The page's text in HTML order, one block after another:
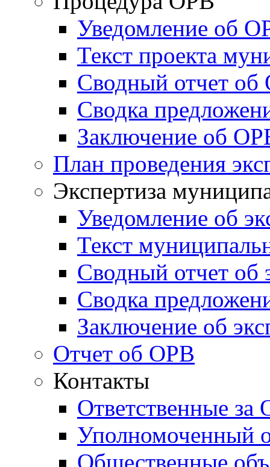
Уведомление об
Текст проекта
Сводный отчет
Сводка
Заключение об
План проведения
Экспертиза
Уведомление об
Текст
Сводный отчет об
Сводка
Заключение об
Отчет об ОРВ
Контакты
Ответственные
Уполномоченный